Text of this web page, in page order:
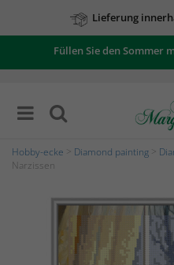
Lieferung
Füllen Sie den Sommer
Hobby-ecke Diamond painting
Narzissen